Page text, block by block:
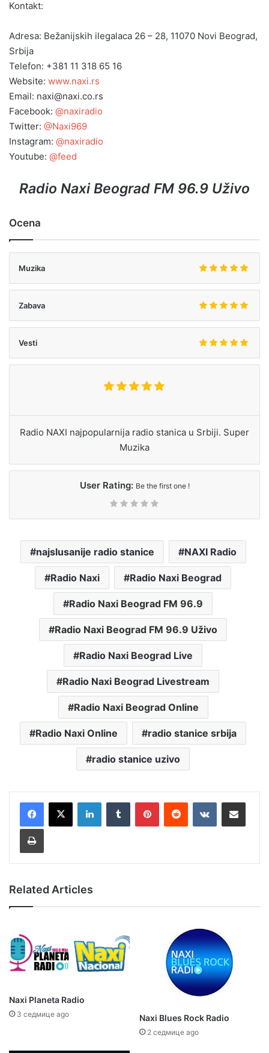
Kontakt:
Adresa: Bežanijskih ilegalaca 26 – 28, 11070 Novi Beograd,
Srbija
Telefon: +381 11 318 65 16
Website: www.naxi.rs
Email: naxi@naxi.co.rs
Facebook: @naxiradio
Twitter: @Naxi969
Instagram: @naxiradio
Youtube: @feed
Radio Naxi Beograd FM 96.9 Uživo
Ocena
Muzika
Zabava
Vesti
Radio NAXI najpopularnija radio stanica u Srbiji. Super
Muzika
User Rating: Be the first one !
najslusanije radio stanice NAXI Radio
Radio Naxi Radio Naxi Beograd
Radio Naxi Beograd FM 96.9
Radio Naxi Beograd FM 96.9 Uživo
Radio Naxi Beograd Live
Radio Naxi Beograd Livestream
Radio Naxi Beograd Online
Radio Naxi Online radio stanice srbija
radio stanice uzivo
LinkedInTumblr PinterestReddit VKontakteShare via Email
Print
Related Articles
Naxi Planeta Radio
3 седмице ago Naxi Blues Rock Radio
2 седмице ago